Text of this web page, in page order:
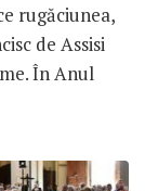
rugăciunea,
de Assisi
În Anul